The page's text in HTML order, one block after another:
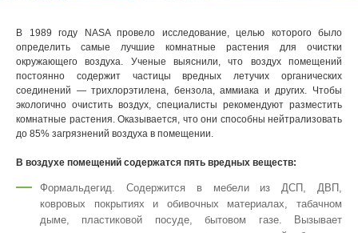
В 1989 году NASA провело исследование, целью которого было
определить самые лучшие комнатные растения для очистки
окружающего воздуха. Ученые выяснили, что воздух помещений
постоянно содержит частицы вредных летучих органических
соединений — трихлорэтилена, бензола, аммиака и других. Чтобы
экологично очистить воздух, специалисты рекомендуют разместить
комнатные растения. Оказывается, что они способны нейтрализовать
до 85% загрязнений воздуха в помещении.
В воздухе помещений содержатся пять вредных веществ:
Формальдегид. Содержится в мебели из ДСП, ДВП,
ковровых покрытиях и обивочных материалах, табачном
дыме, пластиковой посуде, бытовом газе. Вызывает